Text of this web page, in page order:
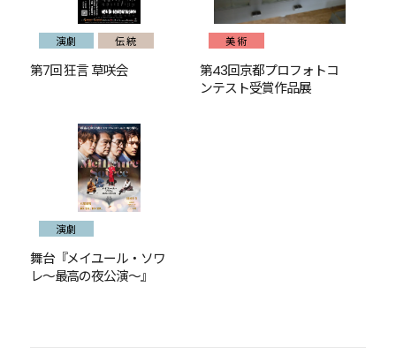
演劇 伝統
第7回 狂言 草咲会
美術
第43回京都プロフォトコ
ンテスト受賞作品展
演劇
舞台『メイユール・ソワ
レ～最高の夜公演～』